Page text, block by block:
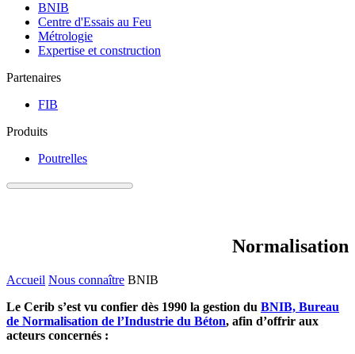
BNIB
Centre d'Essais au Feu
Métrologie
Expertise et construction
Partenaires
FIB
Produits
Poutrelles
Normalisation
Accueil Nous connaître BNIB
Le Cerib s’est vu confier dès 1990 la gestion du BNIB, Bureau
de Normalisation de l’Industrie du Béton, afin d’offrir aux
acteurs concernés :